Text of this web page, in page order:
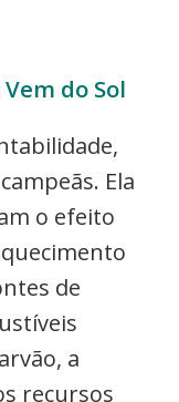
do Sol
Ela
o efeito
de
a
recursos